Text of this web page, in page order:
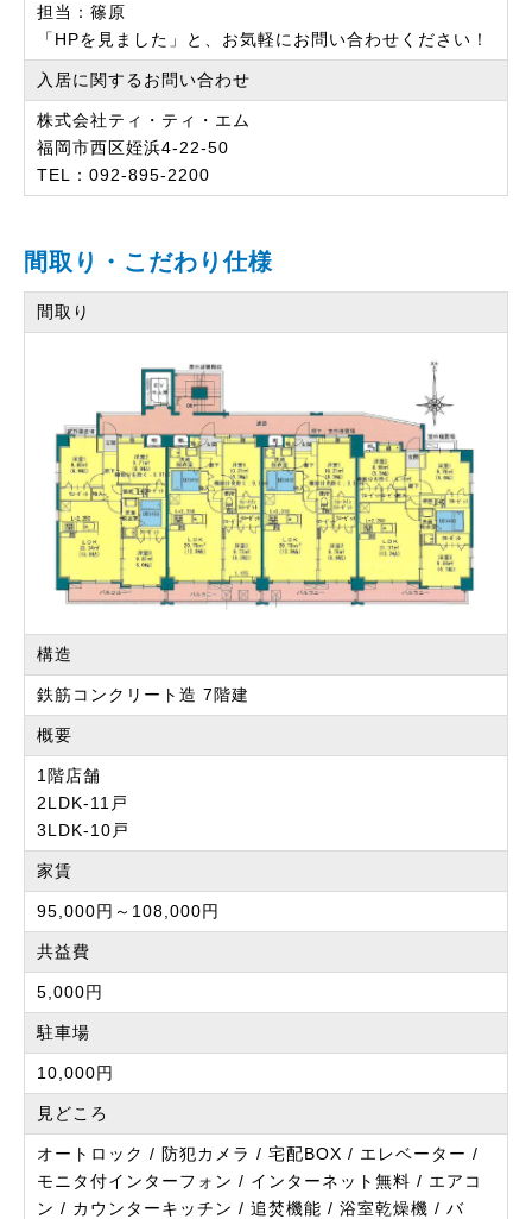
担当：篠原
「HPを見ました」と、お気軽にお問い合わせください！
入居に関するお問い合わせ
株式会社ティ・ティ・エム
福岡市西区姪浜4-22-50
TEL：092-895-2200
間取り・こだわり仕様
間取り
構造
鉄筋コンクリート造 7階建
概要
1階店舗
2LDK-11戸
3LDK-10戸
家賃
95,000円～108,000円
共益費
5,000円
駐車場
10,000円
見どころ
オートロック / 防犯カメラ / 宅配BOX / エレベーター /
モニタ付インターフォン / インターネット無料 / エアコ
ン / カウンターキッチン / 追焚機能 / 浴室乾燥機 / バ